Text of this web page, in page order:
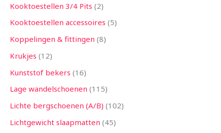
Kooktoestellen 3/4 Pits 2
Kooktoestellen accessoires 5
Koppelingen & fittingen 8
Krukjes 12
Kunststof bekers 16
Lage wandelschoenen 115
Lichte bergschoenen (A/B) 102
Lichtgewicht slaapmatten 45